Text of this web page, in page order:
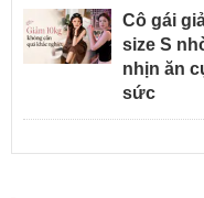
Cô gái
size S
nhịn ăn
sức